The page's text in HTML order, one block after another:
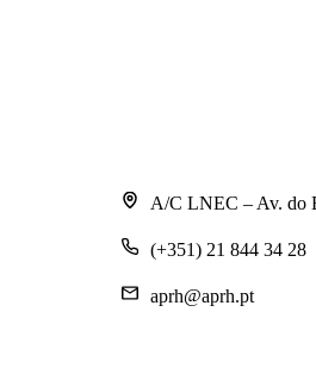
A/C LNEC – Av. do
(+351) 21 844 34 28
aprh@aprh.pt